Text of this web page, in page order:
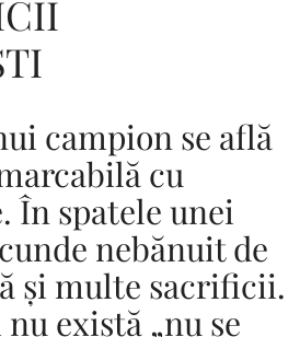
campion se află
cu
În spatele unei
nebănuit de
și multe sacrificii.
există „nu se